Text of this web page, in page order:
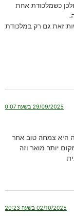
כשמלכודת אחת
זאת גם רק במלכודת
29/09/2025 בשעה 0:07
היא צמחה טוב אחר
יותר מואר וזה
02/10/2025 בשעה 20:23